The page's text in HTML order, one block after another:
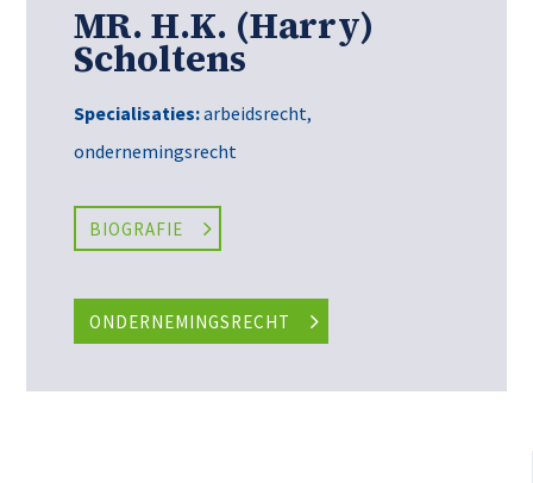
MR. H.K. (Harry)
Scholtens
Specialisaties:arbeidsrecht,
ondernemingsrecht
BIOGRAFIE
ONDERNEMINGSRECHT